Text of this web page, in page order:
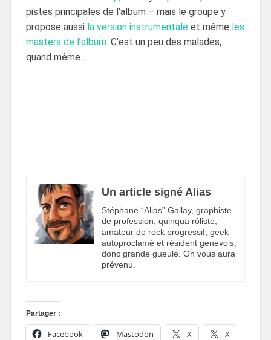
pistes principales de l’album – mais le groupe y
propose aussi la version instrumentaleet même les
masters de l’album. C’est un peu des malades,
quand même…
Un article signé Alias
Stéphane “Alias” Gallay, graphiste
de profession, quinqua rôliste,
amateur de rock progressif, geek
autoproclamé et résident genevois,
donc grande gueule. On vous aura
prévenu.
Partager :
Facebook Mastodon X X